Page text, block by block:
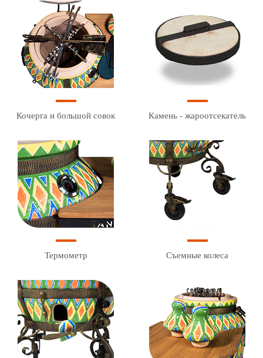
Кочерга и большой совок Камень - жароотсекатель
Термометр Съемные колеса